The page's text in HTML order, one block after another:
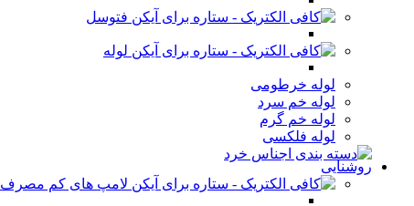
فتوسل
لوله
لوله خرطومی
لوله خم سرد
لوله خم گرم
لوله فلکسی
روشنایی
لامپ های کم مصرف